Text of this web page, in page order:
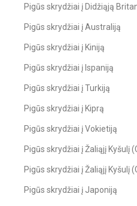
Pigūs skrydžiai į Didžiąją
Pigūs skrydžiai į Australiją
Pigūs skrydžiai į Kiniją
Pigūs skrydžiai į Ispaniją
Pigūs skrydžiai į Turkiją
Pigūs skrydžiai į Kiprą
Pigūs skrydžiai į Vokietiją
Pigūs skrydžiai į Žaliąjį Kyšulį
Pigūs skrydžiai į Žaliąjį Kyšulį
Pigūs skrydžiai į Japoniją